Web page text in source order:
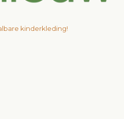
kinderkleding!